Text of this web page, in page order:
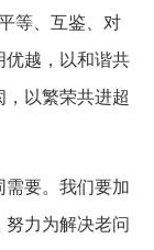
等、互鉴、对
优越，以和谐共
以繁荣共进超
要。我们要加
力为解决老问